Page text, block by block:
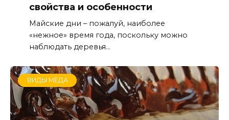
свойства и особенности
Майские дни – пожалуй, наиболее
«нежное» время года, поскольку можно
наблюдать деревья...
ВИДЫ МЁДА